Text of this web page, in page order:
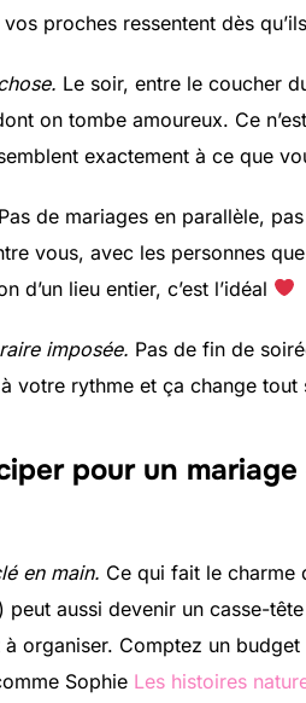
proches ressentent dès
Le soir, entre le coucher
on tombe amoureux. Ce
exactement à ce que
Pas de mariages en parallèle,
vous, avec les personnes
d’un lieu entier, c’est l’idéal
imposée. Pas de fin de
votre rythme et ça change tout
pour un
en main. Ce qui fait le charme
peut aussi devenir un casse-
organiser. Comptez un
Sophie Les histoires